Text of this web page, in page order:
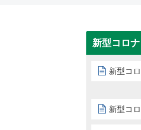
新型コロ
新型コ
新型コ